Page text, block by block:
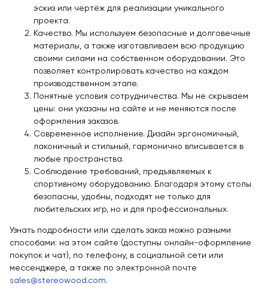
эскиз или чертёж для реализации уникального
проекта.
Качество. Мы используем безопасные и долговечные
материалы, а также изготавливаем всю продукцию
своими силами на собственном оборудовании. Это
позволяет контролировать качество на каждом
производственном этапе.
Понятные условия сотрудничества. Мы не скрываем
цены: они указаны на сайте и не меняются после
оформления заказов.
Современное исполнение. Дизайн эргономичный,
лаконичный и стильный, гармонично вписывается в
любые пространства.
Соблюдение требований, предъявляемых к
спортивному оборудованию. Благодаря этому столы
безопасны, удобны, подходят не только для
любительских игр, но и для профессиональных.
Узнать подробности или сделать заказ можно разными
способами: на этом сайте (доступны онлайн-оформление
покупок и чат), по телефону, в социальной сети или
мессенджере, а также по электронной почте
sales@stereowood.com.